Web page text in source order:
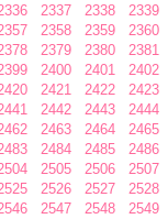
2337 2338 2339
2358 2359 2360
2379 2380 2381
2400 2401 2402
2421 2422 2423
2442 2443 2444
2463 2464 2465
2484 2485 2486
2505 2506 2507
2526 2527 2528
2547 2548 2549